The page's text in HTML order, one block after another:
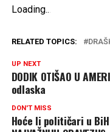
Loading...
RELATED TOPICS:
UP NEXT
DODIK OTIŠAO U
odlaska
DON'T MISS
Hoće li političari u